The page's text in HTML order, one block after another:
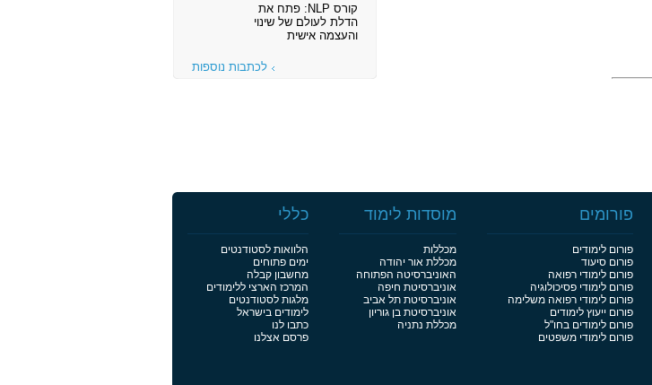
קורס NLP: פתח את
הדלת לעולם של שינוי
והעצמה אישית
לכתבות נוספות
פורומים
פורום לימודים
פורום סיעוד
פורום לימודי רפואה
פורום לימודי פסיכולוגיה
פורום לימודי רפואה משלימה
פורום ייעוץ לימודים
פורום לימודים בחו"ל
פורום לימודי משפטים
מוסדות לימוד
מכללות
מכללת אור יהודה
האוניברסיטה הפתוחה
אוניברסיטת חיפה
אוניברסיטת תל אביב
אוניברסיטת בן גוריון
מכללת נתניה
כללי
הלוואות לסטודנטים
ימים פתוחים
מחשבון קבלה
המרכז הארצי ללימודים
מלגות לסטודנטים
לימודים בישראל
כתבו לנו
פרסם אצלנו